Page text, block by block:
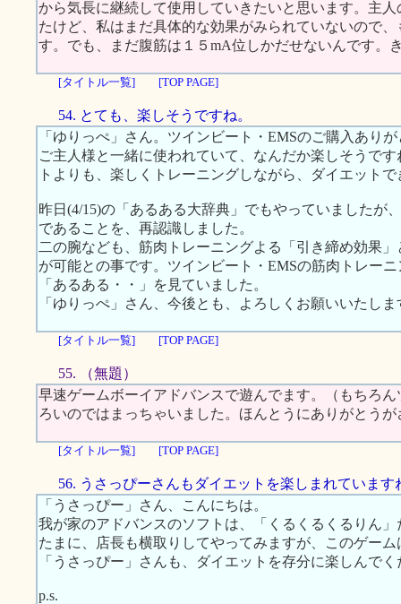
から気長に継続して使用していきたいと思います。主
たけど、私はまだ具体的な効果がみられていないので
す。でも、まだ腹筋は１５mA位しかだせないんです。
[タイトル一覧] [TOP PAGE]
54. とても、楽しそうですね。
「ゆりっぺ」さん。ツインビート・EMSのご購入あり
ご主人様と一緒に使われていて、なんだか楽しそうで
トよりも、楽しくトレーニングしながら、ダイエット
昨日(4/15)の「あるある大辞典」でもやっていましたが
であることを、再認識しました。
二の腕なども、筋肉トレーニングよる「引き締め効果
が可能との事です。ツインビート・EMSの筋肉トレー
「あるある・・」を見ていました。
「ゆりっぺ」さん、今後とも、よろしくお願いいたしま
[タイトル一覧] [TOP PAGE]
55. （無題）
早速ゲームボーイアドバンスで遊んでます。（もちろ
ろいのではまっちゃいました。ほんとうにありがとうが
[タイトル一覧] [TOP PAGE]
56. うさっぴーさんもダイエットを楽しまれています
「うさっぴー」さん、こんにちは。
我が家のアドバンスのソフトは、「くるくるくるりん
たまに、店長も横取りしてやってみますが、このゲー
「うさっぴー」さんも、ダイエットを存分に楽しんで
p.s.